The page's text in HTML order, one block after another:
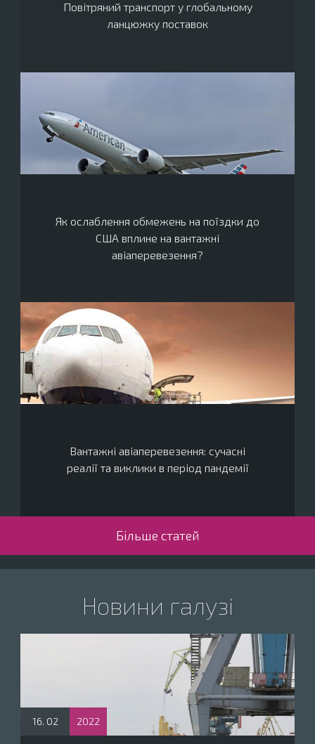
Повітряний транспорт у глобальному
ланцюжку поставок
Як ослаблення обмежень на поїздки до
США вплине на вантажні
авіаперевезення?
Вантажні авіаперевезення: сучасні
реалії та виклики в період пандемії
Більше статей
Новини галузі
16. 02 2022